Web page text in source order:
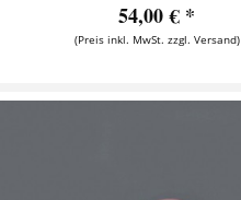
54,00 € *
(Preis inkl. MwSt. zzgl. Versand)